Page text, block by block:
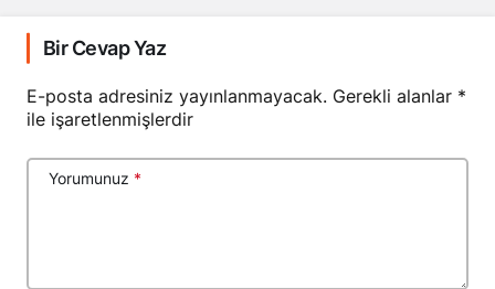
Bir Cevap Yaz
E-posta adresiniz yayınlanmayacak. Gerekli alanlar *
ile işaretlenmişlerdir
Yorumunuz *